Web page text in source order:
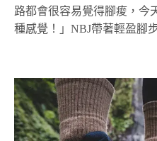
路都會很容易覺得腳痠，今
種感覺！」NBJ帶著輕盈腳